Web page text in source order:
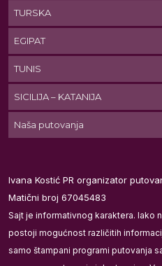
TURSKA
EGIPAT
TUNIS
SICILIJA – KATANIJA
Naša putovanja
Ivana Kostić PR organizator
Matični broj 67045483
Sajt je informativnog karaktera. Iako
postoji mogućnost različitih
samo štampani programi putovanja